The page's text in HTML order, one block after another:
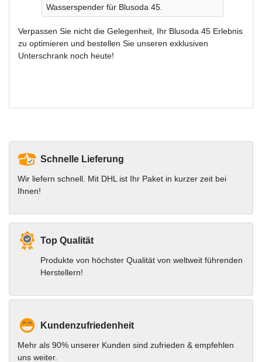
Wasserspender für Blusoda 45.
Verpassen Sie nicht die Gelegenheit, Ihr Blusoda 45 Erlebnis
zu optimieren und bestellen Sie unseren exklusiven
Unterschrank noch heute!
Schnelle Lieferung
Wir liefern schnell. Mit DHL ist Ihr Paket in kurzer zeit bei
Ihnen!
Top Qualität
Produkte von höchster Qualität von weltweit führenden
Herstellern!
Kundenzufriedenheit
Mehr als 90% unserer Kunden sind zufrieden & empfehlen
uns weiter.